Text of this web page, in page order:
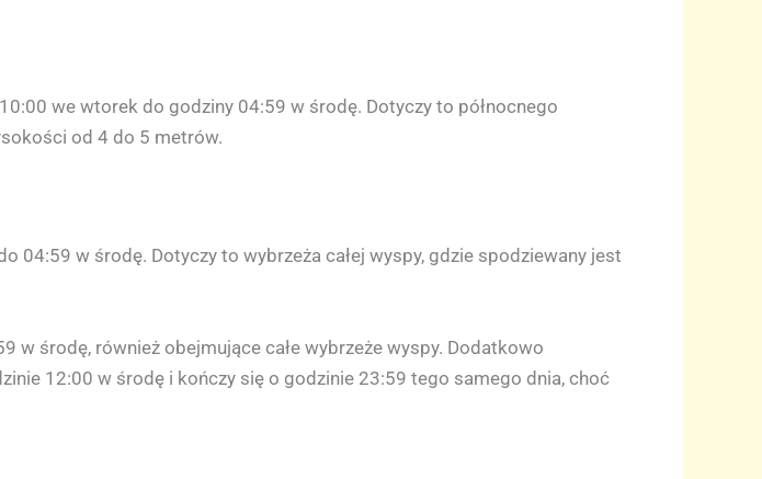
we wtorek do godziny 04:59 w środę. Dotyczy to północnego
od 4 do 5 metrów.
04:59 w środę. Dotyczy to wybrzeża całej wyspy, gdzie spodziewany jest
środę, również obejmujące całe wybrzeże wyspy. Dodatkowo
12:00 w środę i kończy się o godzinie 23:59 tego samego dnia, choć